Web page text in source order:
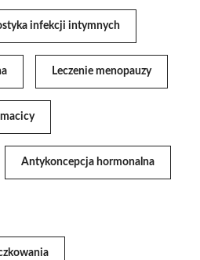
infekcji intymnych
Leczenie menopauzy
Antykoncepcja hormonalna